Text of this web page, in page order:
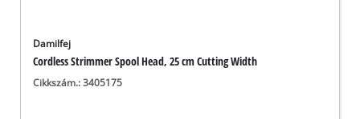
Damilfej
Cordless Strimmer Spool Head, 25 cm Cutting Width
Cikkszám.: 3405175